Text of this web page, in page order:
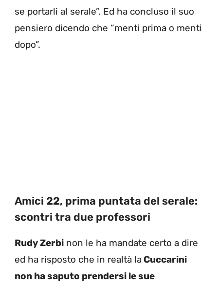
se portarli al serale”. Ed ha concluso il suo
pensiero dicendo che “menti prima o menti
dopo”.
Amici 22, prima puntata del serale:
scontri tra due professori
Rudy Zerbi non le ha mandate certo a dire
ed ha risposto che in realtà laCuccarini
non ha saputo prendersi le sue